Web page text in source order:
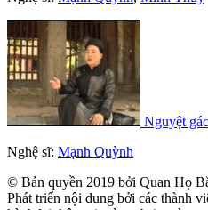
Nguyệt
Nghệ sĩ: Mạnh Quỳnh
© Bản quyền 2019 bởi Quan Họ
Phát triển nội dung bởi các thành